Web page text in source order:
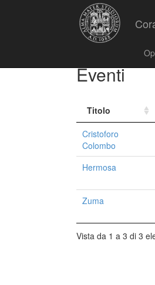
Eventi
Titolo
Cristoforo
Colombo
Hermosa
Zuma
Vista da 1 a 3 di 3